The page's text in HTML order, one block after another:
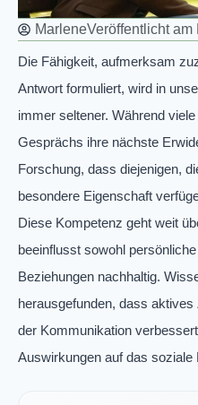
MarleneVeröffentlicht am
Die Fähigkeit, aufmerksam
Antwort formuliert, wird in
immer seltener. Während
Gesprächs ihre nächste
Forschung, dass diejenigen,
besondere Eigenschaft
Diese Kompetenz geht weit
beeinflusst sowohl
Beziehungen nachhaltig.
herausgefunden, dass
der Kommunikation
Auswirkungen auf das soziale